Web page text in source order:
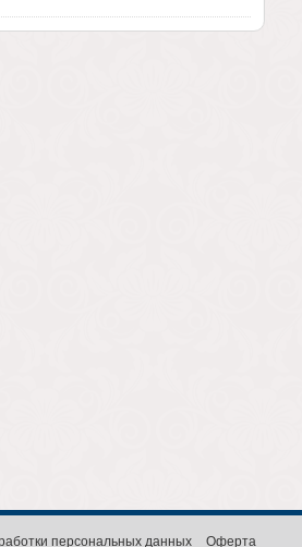
персональных данных Оферта